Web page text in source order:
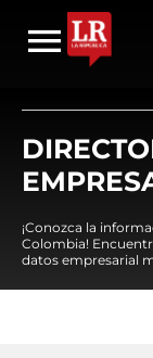
¡Conozca la
Colombia!
datos empresarial